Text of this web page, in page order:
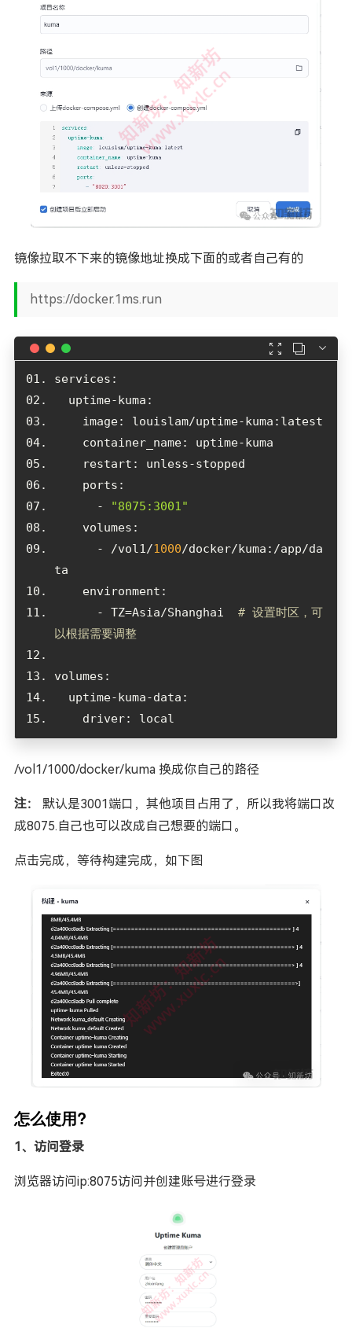
镜像拉取不下来的镜像地址换成下面的或者自己有的
https://docker.1ms.run
-
"8075:3001"
- /vol1/1000/docker/kuma:/app/da
- TZ=Asia/Shanghai # 设置时区，可
以根据需要调整
  
/vol1/1000/docker/kuma 换成你自己的路径
注：
默认是3001端口，其他项目占用了，所以我将端口改
成8075.自己也可以改成自己想要的端口。
点击完成，等待构建完成，如下图
怎么使用?
1、访问登录
浏览器访问ip:8075访问并创建账号进行登录